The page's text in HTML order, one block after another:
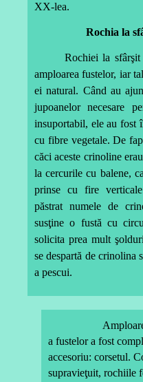
XX-lea.
Rochia la
Rochiei la sfârşit
amploarea fustelor, iar
ei natural. Când au
jupoanelor necesare
insuportabil, ele au fost
cu fibre vegetale. De
căci aceste crinoline
la cercurile cu balene,
prinse cu fire
păstrat numele de
susţine o fustă cu
solicita prea mult
se despartă de crinolina
a pescui.
Amploarea de-
a fustelor a fost
accesoriu: corsetul.
supravieţuit, rochiile